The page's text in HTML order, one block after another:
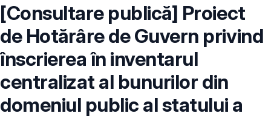
[Consultare publică] Proiect
de Hotărâre de Guvern privind
înscrierea în inventarul
centralizat al bunurilor din
domeniul public al statului a